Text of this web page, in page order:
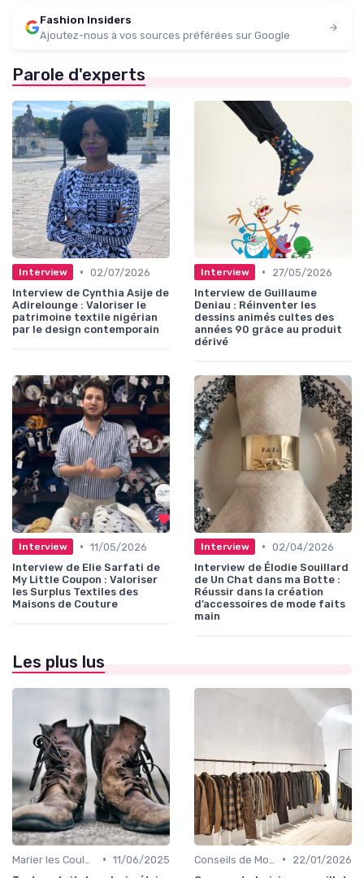
Fashion Insiders
Ajoutez-nous à vos sources préférées sur Google
Parole d'experts
Interview • 02/07/2026
Interview de Cynthia Asije de
Adirelounge : Valoriser le
patrimoine textile nigérian
par le design contemporain
Interview •
27/05/2026
Interview de Guillaume
Deniau : Réinventer les
dessins animés cultes des
années 90 grâce au produit
dérivé
Interview • 11/05/2026
Interview de Elie Sarfati de
My Little Coupon : Valoriser
les Surplus Textiles des
Maisons de Couture
Interview • 02/04/2026
Interview de Élodie Souillard
de Un Chat dans ma Botte :
Réussir dans la création
d’accessoires de mode faits
main
Les plus lus
• 11/06/2025
•
22/01/2026